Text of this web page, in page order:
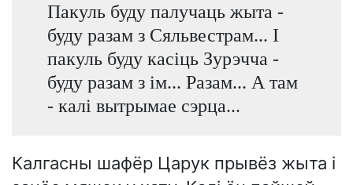
Пакуль буду палучаць жыта -
буду разам з Сяльвестрам... І
пакуль буду касіць Зурэчча -
буду разам з ім... Разам... А там
- калі вытрымае сэрца...
Калгасны шафёр Царук прывёз жыта і